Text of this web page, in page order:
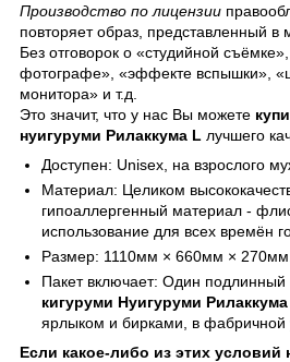
Производство по лицензии
повторяет образ, представленный в
Без отговорок о «студийной
фотографе», «эффекте вспышки»,
монитора» и т.д.
Это значит, что у нас Вы можете
нуигуруми Рилаккума L лучшего
Доступен: Unisex, на взрослого
Материал: Целиком
гипоаллергенный материал -
использование для всех времён
Размер: 1110мм × 660мм × 270мм..
Пакет включает: Один
кигуруми Нуигуруми
ярлыком и бирками, в фабричной
Если какое-либо из этих условий